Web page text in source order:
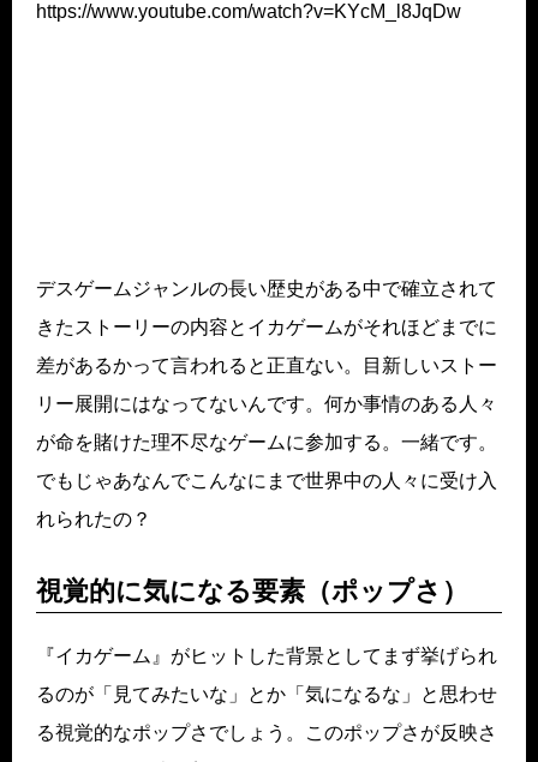
https://www.youtube.com/watch?v=KYcM_l8JqDw
デスゲームジャンルの長い歴史がある中で確立されて
きたストーリーの内容とイカゲームがそれほどまでに
差があるかって言われると正直ない。目新しいストー
リー展開にはなってないんです。何か事情のある人々
が命を賭けた理不尽なゲームに参加する。一緒です。
でもじゃあなんでこんなにまで世界中の人々に受け入
れられたの？
視覚的に気になる要素（ポップさ）
『イカゲーム』がヒットした背景としてまず挙げられ
るのが「見てみたいな」とか「気になるな」と思わせ
る視覚的なポップさでしょう。このポップさが反映さ